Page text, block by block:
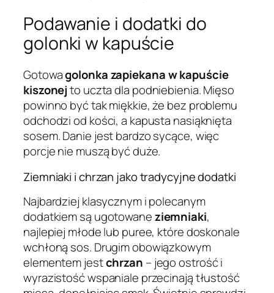
Podawanie i dodatki do
golonki w kapuście
Gotowagolonka zapiekana w kapuście
kiszonejto uczta dla podniebienia. Mięso
powinno być tak miękkie, że bez problemu
odchodzi od kości, a kapusta nasiąknięta
sosem. Danie jest bardzo sycące, więc
porcje nie muszą być duże.
Ziemniaki i chrzan jako tradycyjne dodatki
Najbardziej klasycznym i polecanym
dodatkiem są ugotowaneziemniaki,
najlepiej młode lub puree, które doskonale
wchłoną sos. Drugim obowiązkowym
elementem jestchrzan – jego ostrość i
wyrazistość wspaniale przecinają tłustość